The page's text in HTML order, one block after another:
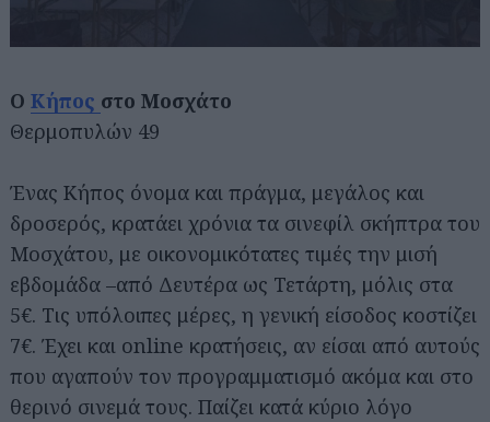
Ο Κήπος στο Μοσχάτο
Θερμοπυλών 49
Ένας Κήπος όνομα και πράγμα, μεγάλος και
δροσερός, κρατάει χρόνια τα σινεφίλ σκήπτρα του
Μοσχάτου, με οικονομικότατες τιμές την μισή
εβδομάδα –από Δευτέρα ως Τετάρτη, μόλις στα
5€. Τις υπόλοιπες μέρες, η γενική είσοδος κοστίζει
7€. Έχει και online κρατήσεις, αν είσαι από αυτούς
που αγαπούν τον προγραμματισμό ακόμα και στο
θερινό σινεμά τους. Παίζει κατά κύριο λόγο